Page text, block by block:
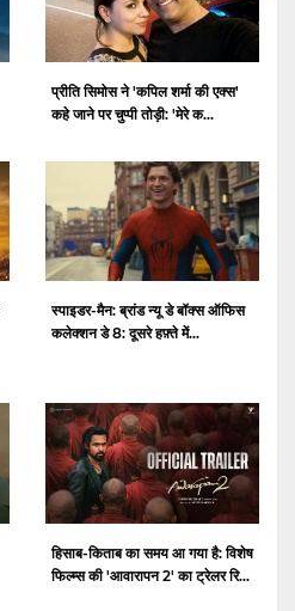
प्रीति सिमोस ने 'कपिल शर्मा की एक्स'
कहे जाने पर चुप्पी तोड़ी: 'मेरे क...
स्पाइडर-मैन: ब्रांड न्यू डे बॉक्स ऑफिस
कलेक्शन डे 8: दूसरे हफ़्ते में...
हिसाब-किताब का समय आ गया है: विशेष
फिल्म्स की 'आवारापन 2' का ट्रेलर रि...